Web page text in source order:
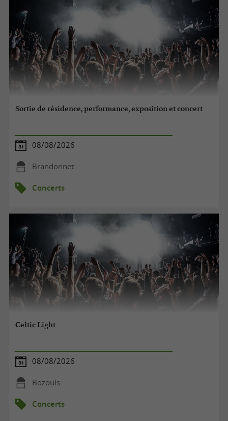
Sortie de résidence, performance, exposition et concert
08/08/2026
Brandonnet
Concerts
Celtic Light
08/08/2026
Bozouls
Concerts